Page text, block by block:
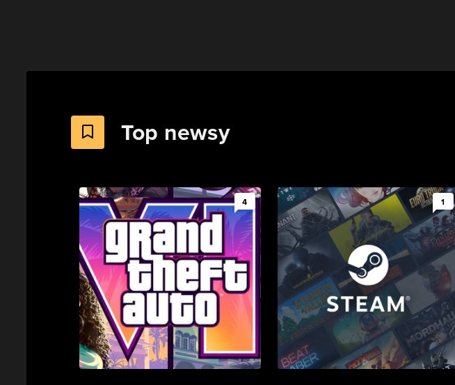
Top newsy
4 1